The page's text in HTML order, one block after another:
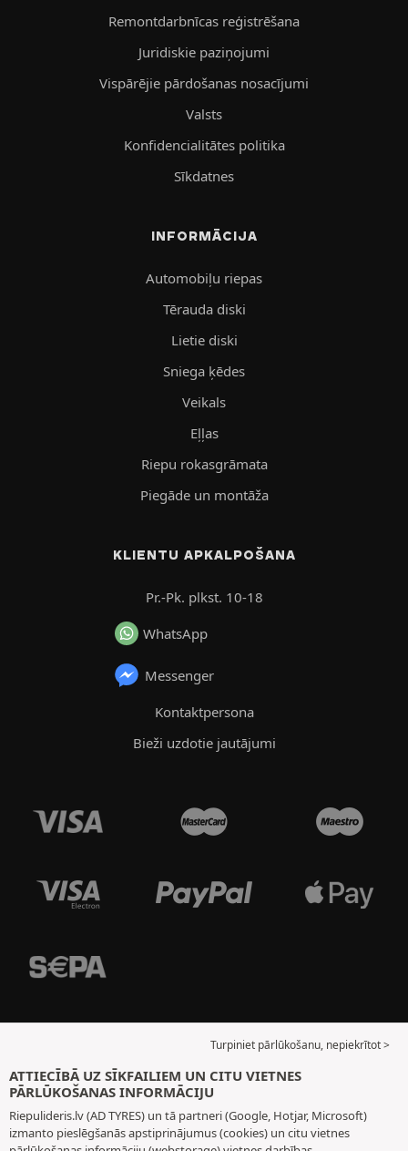
Remontdarbnīcas reģistrēšana
Juridiskie paziņojumi
Vispārējie pārdošanas nosacījumi
Valsts
Konfidencialitātes politika
Sīkdatnes
INFORMĀCIJA
Automobiļu riepas
Tērauda diski
Lietie diski
Sniega ķēdes
Veikals
Eļļas
Riepu rokasgrāmata
Piegāde un montāža
KLIENTU APKALPOŠANA
Pr.-Pk. plkst. 10-18
WhatsApp
Messenger
Kontaktpersona
Bieži uzdotie jautājumi
Turpiniet pārlūkošanu, nepiekrītot >
ATTIECĪBĀ UZ SĪKFAILIEM UN CITU VIETNES
PĀRLŪKOŠANAS INFORMĀCIJU
Riepulideris.lv (AD TYRES) un tā partneri (Google, Hotjar, Microsoft)
izmanto pieslēgšanās apstiprinājumus (cookies) un citu vietnes